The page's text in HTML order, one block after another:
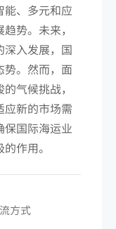
能、多元和应
势。未来，
深入发展，国
势。然而，面
气候挑战，
应新的市场需
保国际海运业
作用。
方式